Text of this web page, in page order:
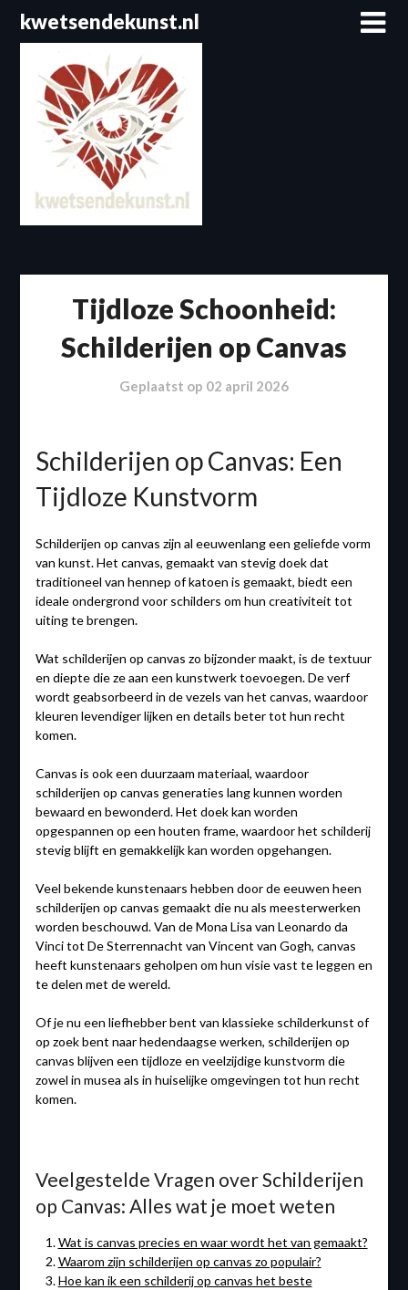
Spring
naar
inhoud
kwetsendekunst.nl
Tijdloze Schoonheid:
Schilderijen op Canvas
Geplaatst op 02 april 2026
Schilderijen op Canvas: Een
Tijdloze Kunstvorm
Schilderijen op canvas zijn al eeuwenlang een geliefde vorm
van kunst. Het canvas, gemaakt van stevig doek dat
traditioneel van hennep of katoen is gemaakt, biedt een
ideale ondergrond voor schilders om hun creativiteit tot
uiting te brengen.
Wat schilderijen op canvas zo bijzonder maakt, is de textuur
en diepte die ze aan een kunstwerk toevoegen. De verf
wordt geabsorbeerd in de vezels van het canvas, waardoor
kleuren levendiger lijken en details beter tot hun recht
komen.
Canvas is ook een duurzaam materiaal, waardoor
schilderijen op canvas generaties lang kunnen worden
bewaard en bewonderd. Het doek kan worden
opgespannen op een houten frame, waardoor het schilderij
stevig blijft en gemakkelijk kan worden opgehangen.
Veel bekende kunstenaars hebben door de eeuwen heen
schilderijen op canvas gemaakt die nu als meesterwerken
worden beschouwd. Van de Mona Lisa van Leonardo da
Vinci tot De Sterrennacht van Vincent van Gogh, canvas
heeft kunstenaars geholpen om hun visie vast te leggen en
te delen met de wereld.
Of je nu een liefhebber bent van klassieke schilderkunst of
op zoek bent naar hedendaagse werken, schilderijen op
canvas blijven een tijdloze en veelzijdige kunstvorm die
zowel in musea als in huiselijke omgevingen tot hun recht
komen.
Veelgestelde Vragen over Schilderijen
op Canvas: Alles wat je moet weten
Wat is canvas precies en waar wordt het van gemaakt?
Waarom zijn schilderijen op canvas zo populair?
Hoe kan ik een schilderij op canvas het beste